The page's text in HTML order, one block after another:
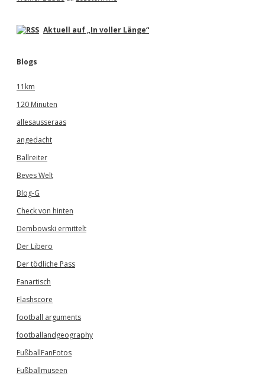
Aktuell auf „In voller Länge“
Blogs
11km
120 Minuten
allesausseraas
angedacht
Ballreiter
Beves Welt
Blog-G
Check von hinten
Dembowski ermittelt
Der Libero
Der tödliche Pass
Fanartisch
Flashscore
football arguments
footballandgeography
FußballFanFotos
Fußballmuseen